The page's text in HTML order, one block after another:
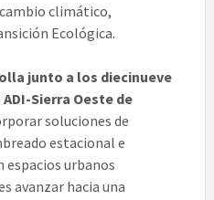
climático,
Ecológica.
junto a los diecinueve
Sierra Oeste de
soluciones de
estacional e
espacios urbanos
avanzar hacia una